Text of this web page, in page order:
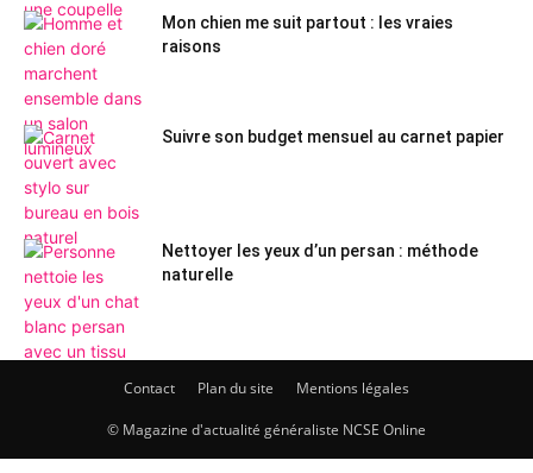
Mon chien me suit partout : les vraies
raisons
Suivre son budget mensuel au carnet papier
Nettoyer les yeux d’un persan : méthode
naturelle
Contact Plan du site Mentions légales
© Magazine d'actualité généraliste NCSE Online